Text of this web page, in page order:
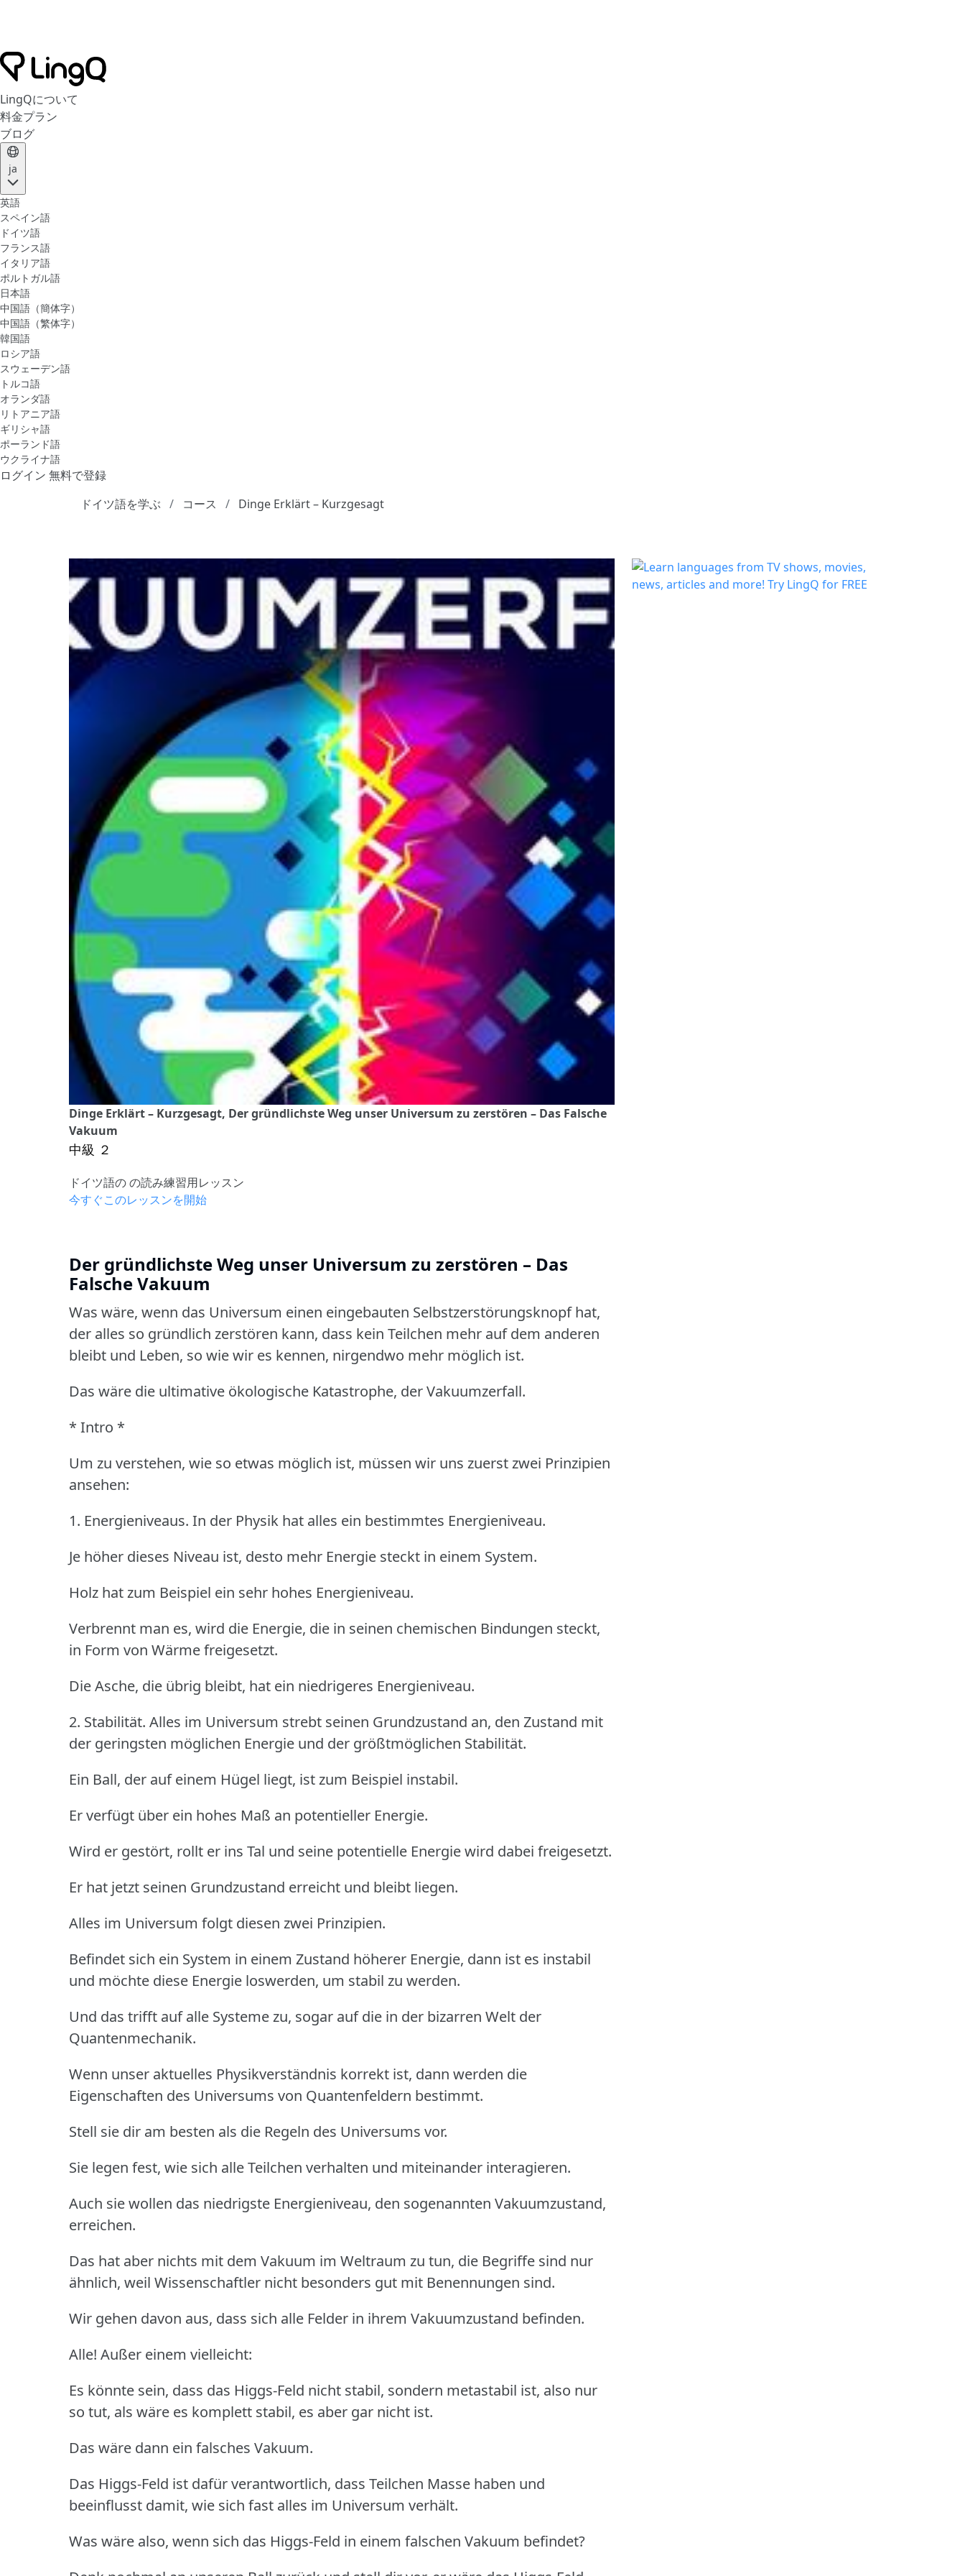
LingQについて
料金プラン
ブログ
ja
英語
スペイン語
ドイツ語
フランス語
イタリア語
ポルトガル語
日本語
中国語（簡体字）
中国語（繁体字）
韓国語
ロシア語
スウェーデン語
トルコ語
オランダ語
リトアニア語
ギリシャ語
ポーランド語
ウクライナ語
ログイン 無料で登録
ドイツ語を学ぶ
コース Dinge Erklärt – Kurzgesagt
Dinge Erklärt – Kurzgesagt, Der gründlichste Weg unser Universum zu zerstören – Das Falsche
Vakuum
中級 ２
ドイツ語の の読み練習用レッスン
今すぐこのレッスンを開始
Der gründlichste Weg unser Universum zu zerstören – Das
Falsche Vakuum
Was wäre, wenn das Universum einen eingebauten Selbstzerstörungsknopf hat,
der alles so gründlich zerstören kann, dass kein Teilchen mehr auf dem anderen
bleibt und Leben, so wie wir es kennen, nirgendwo mehr möglich ist.
Das wäre die ultimative ökologische Katastrophe, der Vakuumzerfall.
* Intro *
Um zu verstehen, wie so etwas möglich ist, müssen wir uns zuerst zwei Prinzipien
ansehen:
1. Energieniveaus. In der Physik hat alles ein bestimmtes Energieniveau.
Je höher dieses Niveau ist, desto mehr Energie steckt in einem System.
Holz hat zum Beispiel ein sehr hohes Energieniveau.
Verbrennt man es, wird die Energie, die in seinen chemischen Bindungen steckt,
in Form von Wärme freigesetzt.
Die Asche, die übrig bleibt, hat ein niedrigeres Energieniveau.
2. Stabilität. Alles im Universum strebt seinen Grundzustand an, den Zustand mit
der geringsten möglichen Energie und der größtmöglichen Stabilität.
Ein Ball, der auf einem Hügel liegt, ist zum Beispiel instabil.
Er verfügt über ein hohes Maß an potentieller Energie.
Wird er gestört, rollt er ins Tal und seine potentielle Energie wird dabei freigesetzt.
Er hat jetzt seinen Grundzustand erreicht und bleibt liegen.
Alles im Universum folgt diesen zwei Prinzipien.
Befindet sich ein System in einem Zustand höherer Energie, dann ist es instabil
und möchte diese Energie loswerden, um stabil zu werden.
Und das trifft auf alle Systeme zu, sogar auf die in der bizarren Welt der
Quantenmechanik.
Wenn unser aktuelles Physikverständnis korrekt ist, dann werden die
Eigenschaften des Universums von Quantenfeldern bestimmt.
Stell sie dir am besten als die Regeln des Universums vor.
Sie legen fest, wie sich alle Teilchen verhalten und miteinander interagieren.
Auch sie wollen das niedrigste Energieniveau, den sogenannten Vakuumzustand,
erreichen.
Das hat aber nichts mit dem Vakuum im Weltraum zu tun, die Begriffe sind nur
ähnlich, weil Wissenschaftler nicht besonders gut mit Benennungen sind.
Wir gehen davon aus, dass sich alle Felder in ihrem Vakuumzustand befinden.
Alle! Außer einem vielleicht:
Es könnte sein, dass das Higgs-Feld nicht stabil, sondern metastabil ist, also nur
so tut, als wäre es komplett stabil, es aber gar nicht ist.
Das wäre dann ein falsches Vakuum.
Das Higgs-Feld ist dafür verantwortlich, dass Teilchen Masse haben und
beeinflusst damit, wie sich fast alles im Universum verhält.
Was wäre also, wenn sich das Higgs-Feld in einem falschen Vakuum befindet?